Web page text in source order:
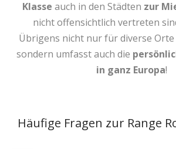
Klasse auch in den Städten zur
nicht offensichtlich vertreten
Übrigens nicht nur für diverse
sondern umfasst auch die
in ganz Europa!
Häufige Fragen zur Range